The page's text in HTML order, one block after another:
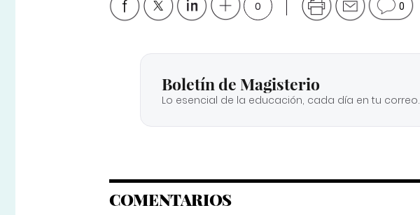
0 0
Boletín de Magisterio
Lo esencial de la educación, cada día en tu correo.
COMENTARIOS